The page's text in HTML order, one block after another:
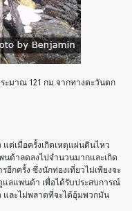
ะมาณ 121 กม.จากทางตะวันตก
ต่เมื่อครั้งเกิดเหตุแผ่นดินไหว
นด้าลดลงไปจำนวนมากและเกิด
กครั้ง ซึ่งนักท่องเที่ยวไม่เพียงจะ
ลแพนด้า เพื่อได้รับประสบการณ์
และไม่พลาดที่จะได้อุ้มพวกมัน